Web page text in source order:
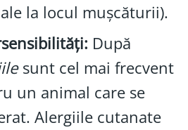
la locul mușcăturii).
După
sunt cel mai frecvent
un animal care se
Alergiile cutanate